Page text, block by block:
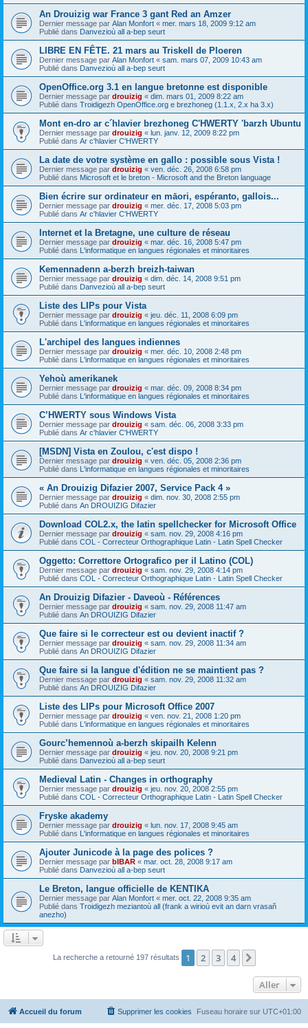
An Drouizig war France 3 gant Red an Amzer
Dernier message par Alan Monfort « mer. mars 18, 2009 9:12 am
Publié dans Danvezioù all a-bep seurt
LIBRE EN FÊTE. 21 mars au Triskell de Ploeren
Dernier message par Alan Monfort « sam. mars 07, 2009 10:43 am
Publié dans Danvezioù all a-bep seurt
OpenOffice.org 3.1 en langue bretonne est disponible
Dernier message par drouizig « dim. mars 01, 2009 8:22 am
Publié dans Troidigezh OpenOffice.org e brezhoneg (1.1.x, 2.x ha 3.x)
Mont en-dro ar c´hlavier brezhoneg C'HWERTY 'barzh Ubuntu
Dernier message par drouizig « lun. janv. 12, 2009 8:22 pm
Publié dans Ar c'hlavier C'HWERTY
La date de votre système en gallo : possible sous Vista !
Dernier message par drouizig « ven. déc. 26, 2008 6:58 pm
Publié dans Microsoft et le breton - Microsoft and the Breton language
Bien écrire sur ordinateur en māori, espéranto, gallois...
Dernier message par drouizig « mer. déc. 17, 2008 5:03 pm
Publié dans Ar c'hlavier C'HWERTY
Internet et la Bretagne, une culture de réseau
Dernier message par drouizig « mar. déc. 16, 2008 5:47 pm
Publié dans L'informatique en langues régionales et minoritaires
Kemennadenn a-berzh breizh-taiwan
Dernier message par drouizig « dim. déc. 14, 2008 9:51 pm
Publié dans Danvezioù all a-bep seurt
Liste des LIPs pour Vista
Dernier message par drouizig « jeu. déc. 11, 2008 6:09 pm
Publié dans L'informatique en langues régionales et minoritaires
L'archipel des langues indiennes
Dernier message par drouizig « mer. déc. 10, 2008 2:48 pm
Publié dans L'informatique en langues régionales et minoritaires
Yehoù amerikanek
Dernier message par drouizig « mar. déc. 09, 2008 8:34 pm
Publié dans L'informatique en langues régionales et minoritaires
C’HWERTY sous Windows Vista
Dernier message par drouizig « sam. déc. 06, 2008 3:33 pm
Publié dans Ar c'hlavier C'HWERTY
[MSDN] Vista en Zoulou, c'est dispo !
Dernier message par drouizig « ven. déc. 05, 2008 2:36 pm
Publié dans L'informatique en langues régionales et minoritaires
« An Drouizig Difazier 2007, Service Pack 4 »
Dernier message par drouizig « dim. nov. 30, 2008 2:55 pm
Publié dans An DROUIZIG Difazier
Download COL2.x, the latin spellchecker for Microsoft Office
Dernier message par drouizig « sam. nov. 29, 2008 4:16 pm
Publié dans COL - Correcteur Orthographique Latin - Latin Spell Checker
Oggetto: Correttore Ortografico per il Latino (COL)
Dernier message par drouizig « sam. nov. 29, 2008 4:14 pm
Publié dans COL - Correcteur Orthographique Latin - Latin Spell Checker
An Drouizig Difazier - Daveoù - Références
Dernier message par drouizig « sam. nov. 29, 2008 11:47 am
Publié dans An DROUIZIG Difazier
Que faire si le correcteur est ou devient inactif ?
Dernier message par drouizig « sam. nov. 29, 2008 11:34 am
Publié dans An DROUIZIG Difazier
Que faire si la langue d'édition ne se maintient pas ?
Dernier message par drouizig « sam. nov. 29, 2008 11:32 am
Publié dans An DROUIZIG Difazier
Liste des LIPs pour Microsoft Office 2007
Dernier message par drouizig « ven. nov. 21, 2008 1:20 pm
Publié dans L'informatique en langues régionales et minoritaires
Gourc’hemennoù a-berzh skipailh Kelenn
Dernier message par drouizig « jeu. nov. 20, 2008 9:21 pm
Publié dans Danvezioù all a-bep seurt
Medieval Latin - Changes in orthography
Dernier message par drouizig « jeu. nov. 20, 2008 2:55 pm
Publié dans COL - Correcteur Orthographique Latin - Latin Spell Checker
Fryske akademy
Dernier message par drouizig « lun. nov. 17, 2008 9:45 am
Publié dans L'informatique en langues régionales et minoritaires
Ajouter Junicode à la page des polices ?
Dernier message par bIBAR « mar. oct. 28, 2008 9:17 am
Publié dans Danvezioù all a-bep seurt
Le Breton, langue officielle de KENTIKA
Dernier message par Alan Monfort « mer. oct. 22, 2008 9:35 am
Publié dans Troidigezh meziantoù all (frank a wirioù evit an darn vrasañ
anezho)
La recherche a retourné 197 résultats 1 2 3 4
Aller
Accueil du forum Fuseau horaire sur UTC+01:00
Supprimer les cookies